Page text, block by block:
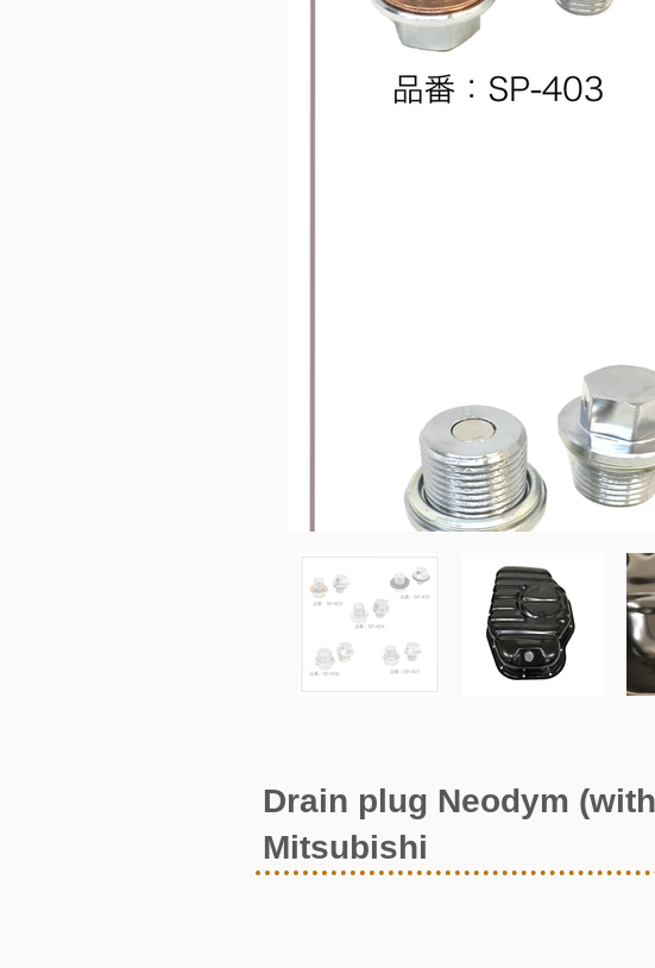
Drain plug Neodym
Mitsubishi